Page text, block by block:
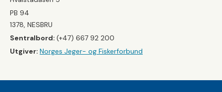
PB 94
1378, NESBRU
Sentralbord: (+47) 667 92 200
Utgiver: Norges Jeger- og Fiskerforbund